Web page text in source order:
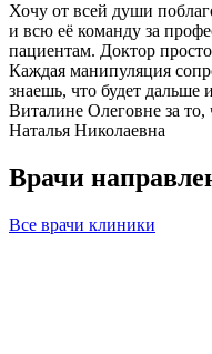
Хочу от всей души
и всю её команду за
пациентам. Доктор
Каждая манипуляция
знаешь, что будет дальше
Виталине Олеговне за
Наталья Николаевна
Врачи
Все врачи клиники